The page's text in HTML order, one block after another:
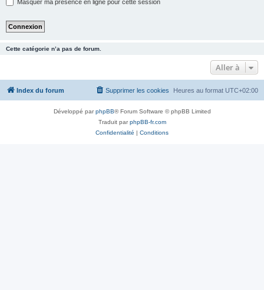
Masquer ma présence en ligne pour cette session
Cette catégorie n’a pas de forum.
Aller à
Index du forum Heures au format UTC+02:00
Supprimer les cookies
Développé parphpBB® Forum Software © phpBB Limited
Traduit parphpBB-fr.com
Confidentialité | Conditions